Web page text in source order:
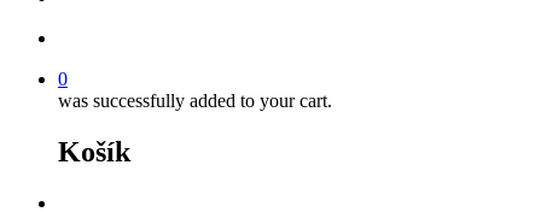
0
was successfully added to your cart.
Košík